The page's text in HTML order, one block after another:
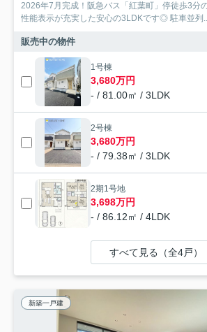
2026年7月完成！阪急バス「紅葉町」停徒歩3分
性能表示が充実した安心の3LDKです◎ 駐車並列
販売中の物件
1号棟
3,680万円
- / 81.00㎡ / 3LDK
2号棟
3,680万円
- / 79.38㎡ / 3LDK
2期1号地
3,698万円
- / 86.12㎡ / 4LDK
すべて見る（全4戸）
新築一戸建